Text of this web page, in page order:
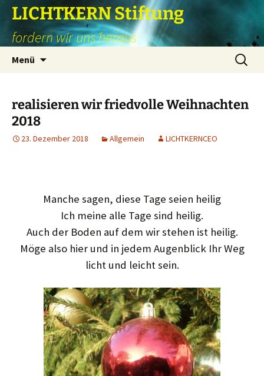
Zum
Inhalt
springen
LICHTKERN Stiftung
fordern wir uns heraus
Menü
Suchen
nach:
realisieren wir friedvolle Weihnachten
2018
23. Dezember 2018 Allgemein LICHTKERNCEO
Manche sagen, diese Tage seien heilig
Ich meine alle Tage sind heilig.
Auch der Boden auf dem wir stehen ist heilig.
Möge also hier und in jedem Augenblick Ihr Weg
licht und leicht sein.